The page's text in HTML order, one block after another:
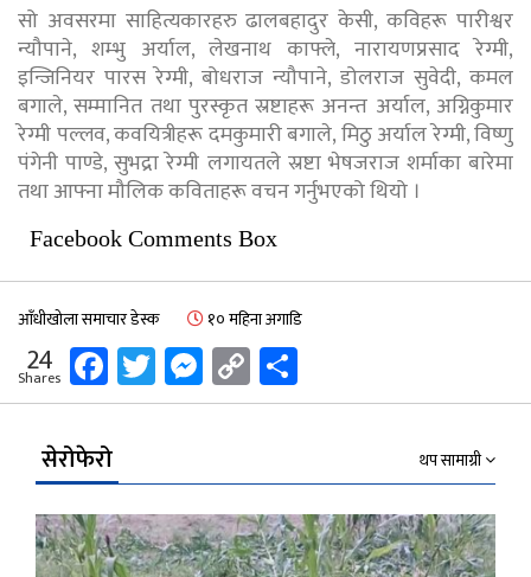
सो अवसरमा साहित्यकारहरु ढालबहादुर केसी, कविहरू पारीश्वर
न्यौपाने, शम्भु अर्याल, लेखनाथ काफ्ले, नारायणप्रसाद रेग्मी,
इन्जिनियर पारस रेग्मी, बोधराज न्यौपाने, डोलराज सुवेदी, कमल
बगाले, सम्मानित तथा पुरस्कृत स्रष्टाहरू अनन्त अर्याल, अग्निकुमार
रेग्मी पल्लव, कवयित्रीहरू दमकुमारी बगाले, मिठु अर्याल रेग्मी, विष्णु
पंगेनी पाण्डे, सुभद्रा रेग्मी लगायतले स्रष्टा भेषजराज शर्माका बारेमा
तथा आफ्ना मौलिक कविताहरू वचन गर्नुभएको थियो ।
Facebook Comments Box
आँधीखोला समाचार डेस्क १० महिना अगाडि
24
Shares Facebook
Twitter
Messenger
Copy
Link
सेरोफेरो थप सामाग्री